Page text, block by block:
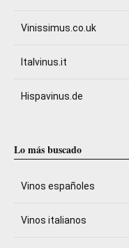
Vinissimus.co.uk
Italvinus.it
Hispavinus.de
Lo más buscado
Vinos españoles
Vinos italianos